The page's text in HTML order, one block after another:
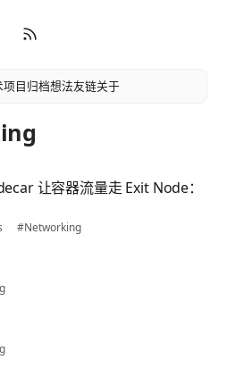
项目归档想法友链关于
让容器流量走 Exit Node：
#Networking